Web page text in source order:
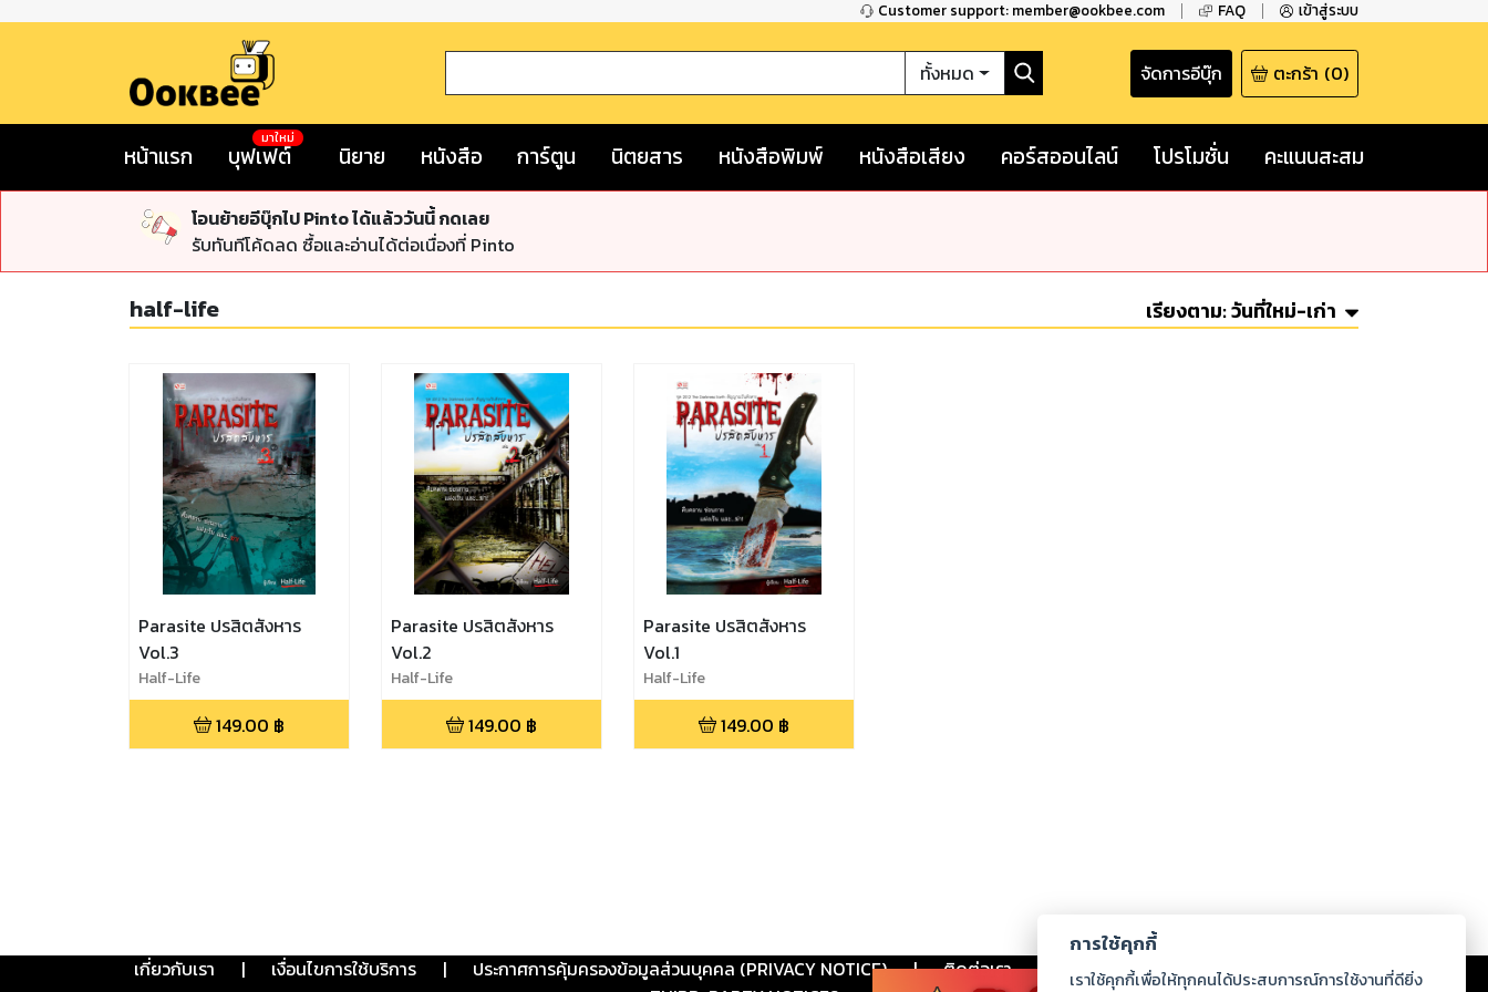
Customer support: member@ookbee.com FAQ เข้าสู่ระบบ
ทั้งหมด จัดการอีบุ๊ก ตะกร้า (0)
หน้าแรก บุฟเฟต์
มาใหม่
นิยาย หนังสือ การ์ตูน นิตยสาร หนังสือพิมพ์ หนังสือเสียง คอร์สออนไลน์ โปรโมชั่น คะแนนสะสม
โอนย้ายอีบุ๊กไป Pinto ได้แล้ววันนี้ กดเลย
รับทันทีโค้ดลด ซื้อและอ่านได้ต่อเนื่องที่ Pinto
half-life เรียงตาม:วันที่ใหม่-เก่า
Parasite ปรสิตสังหาร
Vol.3
Half-Life
149.00 ฿
Parasite ปรสิตสังหาร
Vol.2
Half-Life
149.00 ฿
Parasite ปรสิตสังหาร
Vol.1
Half-Life
149.00 ฿
เกี่ยวกับเรา | เงื่อนไขการใช้บริการ | ประกาศการคุ้มครองข้อมูลส่วนบุคคล (PRIVACY NOTICE) | ติดต่อเรา ร่วมงานกับเรา ดาวน์โหลด
การใช้คุกกี้
เราใช้คุกกี้เพื่อให้ทุกคนได้ประสบการณ์การใช้งานที่ดียิ่ง